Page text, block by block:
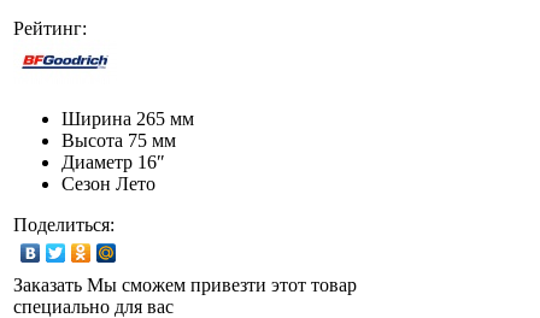
Рейтинг:
Ширина 265 мм
Высота 75 мм
Диаметр 16″
Сезон Лето
Поделиться:
Заказать Мы сможем привезти этот товар
специально для вас